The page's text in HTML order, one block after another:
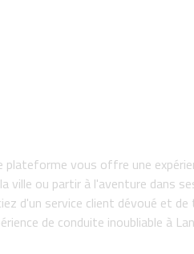
vous offre une
ou partir à l'aventure dans
d'un service client dévoué et
de conduite inoubliable à